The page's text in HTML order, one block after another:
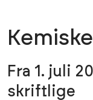
Fra 1. juli
skriftlige